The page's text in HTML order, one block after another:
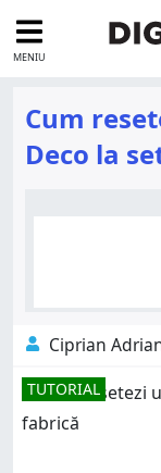
MENIU
Cum
Deco la
Ciprian
TUTORIAL